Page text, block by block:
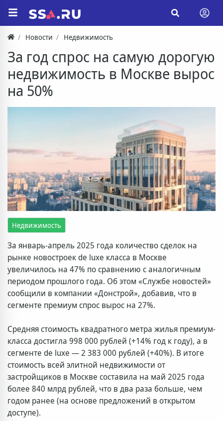
Новости Недвижимость
За год спрос на самую дорогую
недвижимость в Москве вырос
на 50%
Недвижимость
За январь-апрель 2025 года количество сделок на
рынке новостроек de luxe класса в Москве
увеличилось на 47% по сравнению с аналогичным
периодом прошлого года. Об этом «Службе новостей»
сообщили в компании «Донстрой», добавив, что в
сегменте премиум спрос вырос на 27%.
Средняя стоимость квадратного метра жилья премиум-
класса достигла 998 000 рублей (+14% год к году), а в
сегменте de luxe — 2 383 000 рублей (+40%). В итоге
стоимость всей элитной недвижимости от
застройщиков в Москве составила на май 2025 года
более 840 млрд рублей, что в два раза больше, чем
годом ранее (на основе предложений в открытом
доступе).